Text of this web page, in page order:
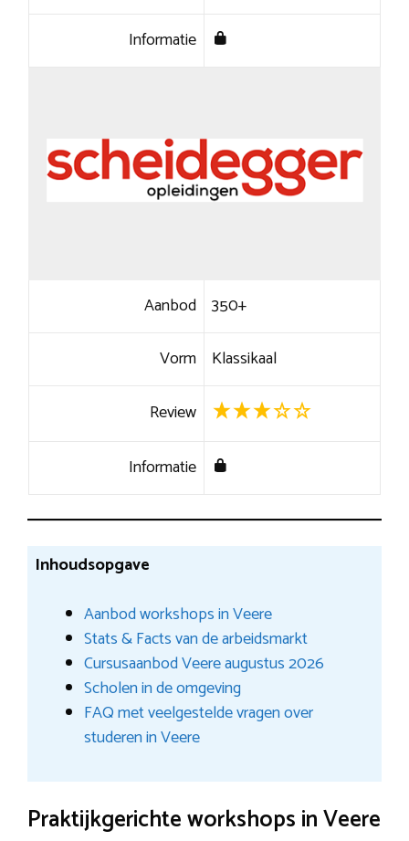
Informatie
Aanbod 350+
Vorm Klassikaal
Review
Informatie
Inhoudsopgave
Aanbod workshops in Veere
Stats & Facts van de arbeidsmarkt
Cursusaanbod Veere augustus 2026
Scholen in de omgeving
FAQ met veelgestelde vragen over
studeren in Veere
Praktijkgerichte workshops in Veere